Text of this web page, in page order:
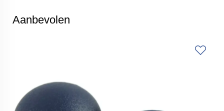
Aanbevolen